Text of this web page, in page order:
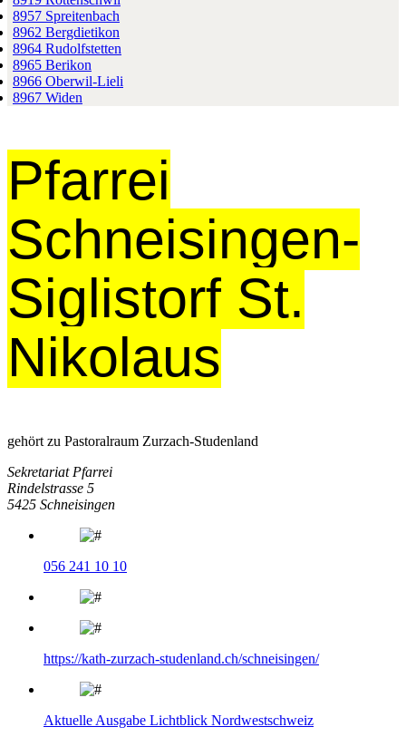
8957 Spreitenbach
8962 Bergdietikon
8964 Rudolfstetten
8965 Berikon
8966 Oberwil-Lieli
8967 Widen
Pfarrei
Schneisingen-
Siglistorf St.
Nikolaus
gehört zu Pastoralraum Zurzach-Studenland
Sekretariat Pfarrei
Rindelstrasse 5
5425 Schneisingen
056 241 10 10
https://kath-zurzach-studenland.ch/schneisingen/
Aktuelle Ausgabe Lichtblick Nordwestschweiz